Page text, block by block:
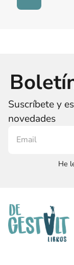
Suscríbete y
novedades
He